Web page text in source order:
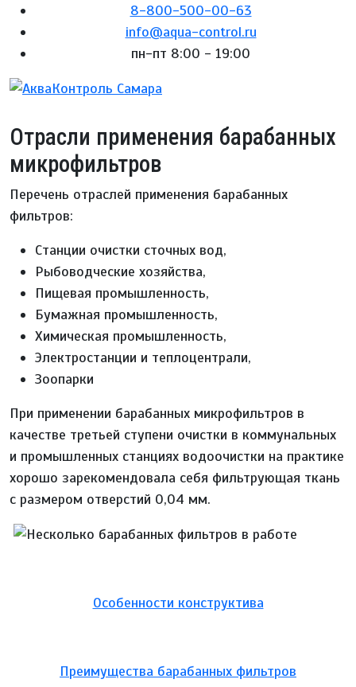
8-800-500-00-63
info@aqua-control.ru
пн-пт 8:00 - 19:00
Отрасли применения барабанных
микрофильтров
Перечень отраслей применения барабанных
фильтров:
Станции очистки сточных вод,
Рыбоводческие хозяйства,
Пищевая промышленность,
Бумажная промышленность,
Химическая промышленность,
Электростанции и теплоцентрали,
Зоопарки
При применении барабанных микрофильтров в
качестве третьей ступени очистки в коммунальных
и промышленных станциях водоочистки на практике
хорошо зарекомендовала себя фильтрующая ткань
с размером отверстий 0,04 мм.
Особенности конструктива
Преимущества барабанных фильтров